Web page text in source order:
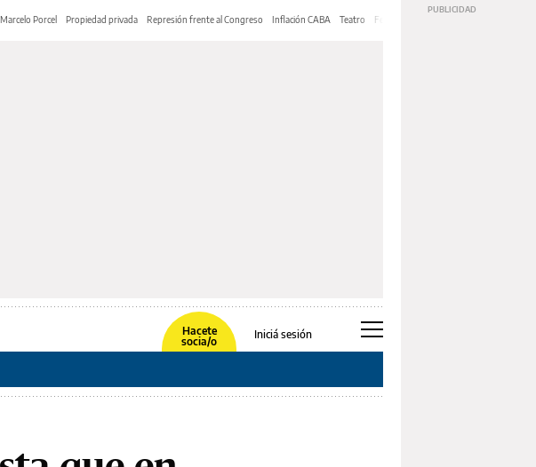
Marcelo Porcel Propiedad privada Represión frente al Congreso Inflación CABA Teatro Feria de Editores
Hacete
socia/o
Iniciá sesión